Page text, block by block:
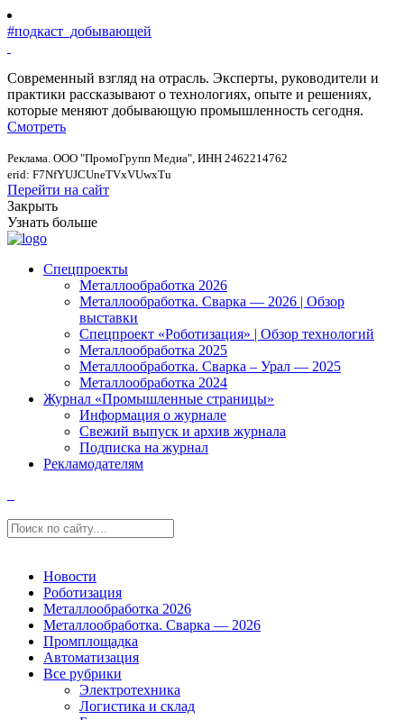
#подкаст_добывающей
Современный взгляд на отрасль. Эксперты, руководители и
практики рассказывают о технологиях, опыте и решениях,
которые меняют добывающую промышленность сегодня.
Смотреть
Реклама. ООО "ПромоГрупп Медиа", ИНН 2462214762
erid: F7NfYUJCUneTVxVUwxTu
Перейти на сайт
Закрыть
Узнать больше
Спецпроекты
Металлообработка 2026
Металлообработка. Сварка — 2026 | Обзор
выставки
Спецпроект «Роботизация» | Обзор технологий
Металлообработка 2025
Металлообработка. Сварка – Урал — 2025
Металлообработка 2024
Журнал «Промышленные страницы»
Информация о журнале
Свежий выпуск и архив журнала
Подписка на журнал
Рекламодателям
Новости
Роботизация
Металлообработка 2026
Металлообработка. Сварка — 2026
Промплощадка
Автоматизация
Все рубрики
Электротехника
Логистика и склад